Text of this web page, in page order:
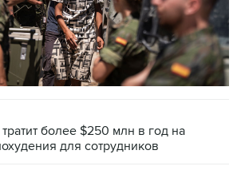
более $250 млн в год на
для сотрудников